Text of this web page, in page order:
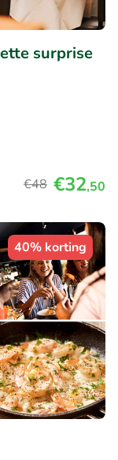
surprise
€48 €32,50
40% korting